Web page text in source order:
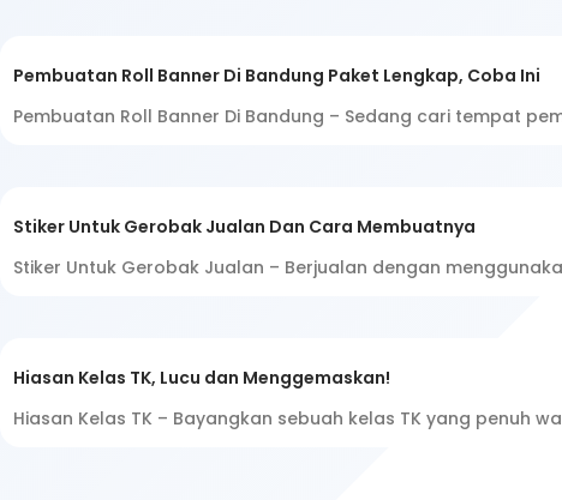
Pembuatan Roll Banner Di Bandung Paket Lengkap, Coba Ini
Pembuatan Roll Banner Di Bandung – Sedang cari tempat
Stiker Untuk Gerobak Jualan Dan Cara Membuatnya
Stiker Untuk Gerobak Jualan – Berjualan dengan
Hiasan Kelas TK, Lucu dan Menggemaskan!
Hiasan Kelas TK – Bayangkan sebuah kelas TK yang